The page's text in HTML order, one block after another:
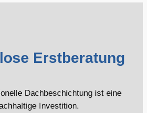
Erstberatung
Dachbeschichtung ist eine
Investition.